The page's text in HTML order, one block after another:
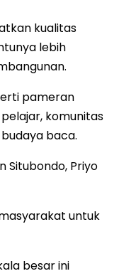
kualitas
lebih
pameran
komunitas
baca.
Situbondo, Priyo
untuk
besar ini